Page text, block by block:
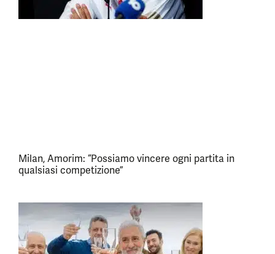
Milan, Amorim: “Possiamo vincere ogni partita in
qualsiasi competizione”